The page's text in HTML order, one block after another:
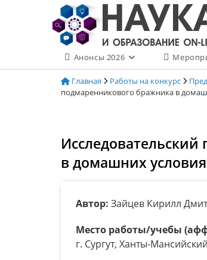
содержимому
Анонсы 2026
Главная Работы на конкурс
подмаренникового бражника в
в домашних
Автор: Зайцев Кирилл
Место работы/учебы
г. Сургут, Ханты-